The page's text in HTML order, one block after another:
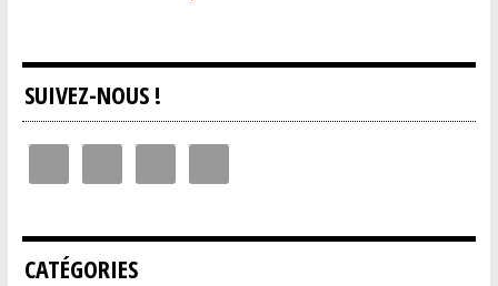
SUIVEZ-NOUS !
CATÉGORIES